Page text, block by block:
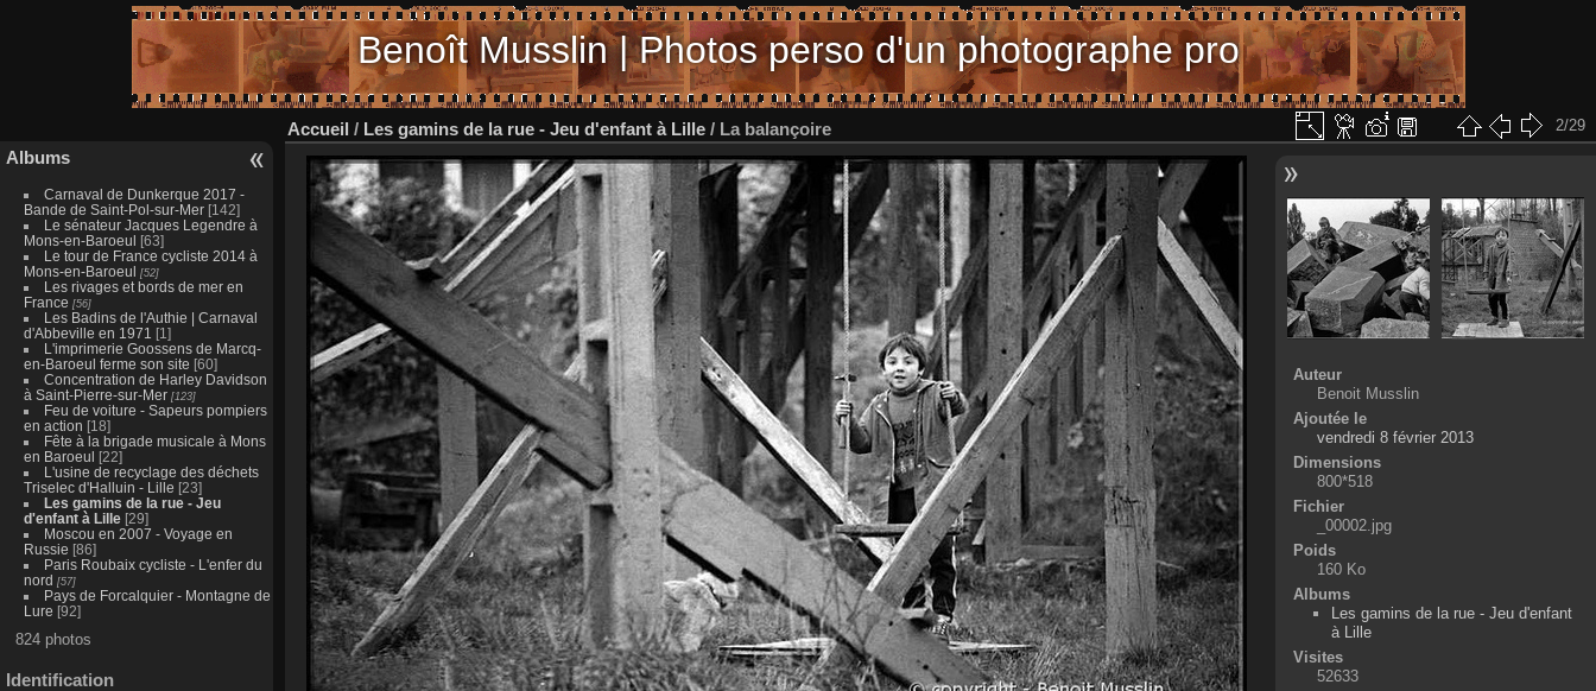
Benoît Musslin | Photos perso d'un photographe pro
Albums
Carnaval de Dunkerque 2017 -
Bande de Saint-Pol-sur-Mer[142]
Le sénateur Jacques Legendre à
Mons-en-Baroeul [63]
Le tour de France cycliste 2014 à
Mons-en-Baroeul [52]
Les rivages et bords de mer en
France [56]
Les Badins de l'Authie | Carnaval
d'Abbeville en 1971 [1]
L'imprimerie Goossens de Marcq-
en-Baroeul ferme son site [60]
Concentration de Harley Davidson
à Saint-Pierre-sur-Mer[123]
Feu de voiture - Sapeurs pompiers
en action [18]
Fête à la brigade musicale à Mons
en Baroeul [22]
L'usine de recyclage des déchets
Triselec d'Halluin - Lille [23]
Les gamins de la rue - Jeu
d'enfant à Lille[29]
Moscou en 2007 - Voyage en
Russie [86]
Paris Roubaix cycliste - L'enfer du
nord [57]
Pays de Forcalquier - Montagne de
Lure [92]
824 photos
Identification
Accueil / Les gamins de la rue - Jeu d'enfant à Lille / La balançoire 2/29
Auteur
Benoit Musslin
Ajoutée le
vendredi 8 février 2013
Dimensions
800*518
Fichier
_00002.jpg
Poids
160 Ko
Albums
Les gamins de la rue - Jeu d'enfant
à Lille
Visites
52633